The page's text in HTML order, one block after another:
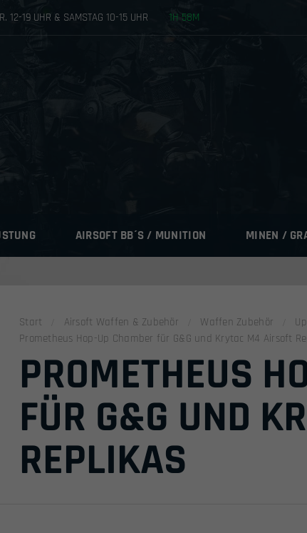
12-19 UHR & SAMSTAG 10-15 UHR 1H 58M
AIRSOFT BB´S / MUNITION MINEN /
Start Airsoft Waffen & Zubehör Waffen Zubehör
Prometheus Hop-Up Chamber für G&G und Krytac M4 Airsoft
PROMETHEUS
FÜR G&G UND
REPLIKAS